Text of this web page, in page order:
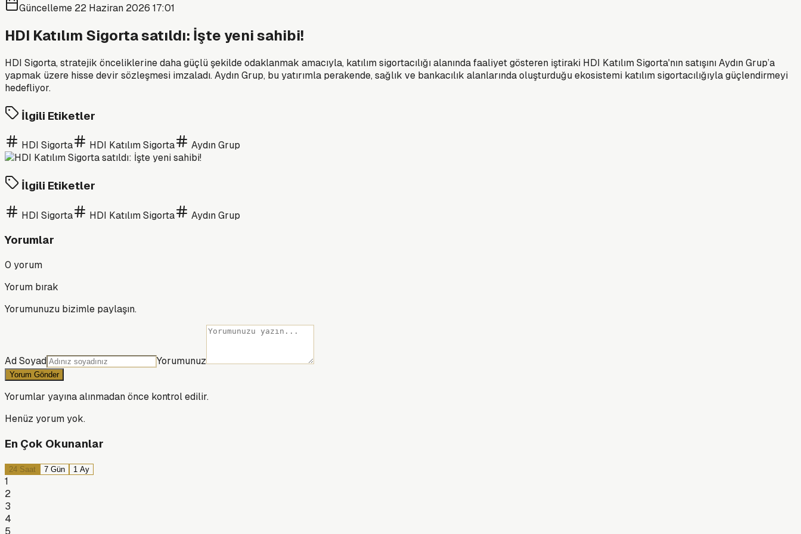
Güncelleme 22 Haziran 2026 17:01
HDI Katılım Sigorta satıldı: İşte yeni sahibi!
HDI Sigorta, stratejik önceliklerine daha güçlü şekilde odaklanmak amacıyla, katılım sigortacılığı alanında faaliyet gösteren iştiraki HDI Katılım Sigorta'nın satışını Aydın Grup’a
yapmak üzere hisse devir sözleşmesi imzaladı. Aydın Grup, bu yatırımla perakende, sağlık ve bankacılık alanlarında oluşturduğu ekosistemi katılım sigortacılığıyla güçlendirmeyi
hedefliyor.
İlgili Etiketler
HDI Sigorta HDI Katılım Sigorta Aydın Grup
İlgili Etiketler
HDI Sigorta HDI Katılım Sigorta Aydın Grup
Yorumlar
0 yorum
Yorum bırak
Yorumunuzu bizimle paylaşın.
Ad Soyad Yorumunuz
Yorum Gönder
Yorumlar yayına alınmadan önce kontrol edilir.
Henüz yorum yok.
En Çok Okunanlar
24 Saat 7 Gün 1 Ay
1
2
3
4
5